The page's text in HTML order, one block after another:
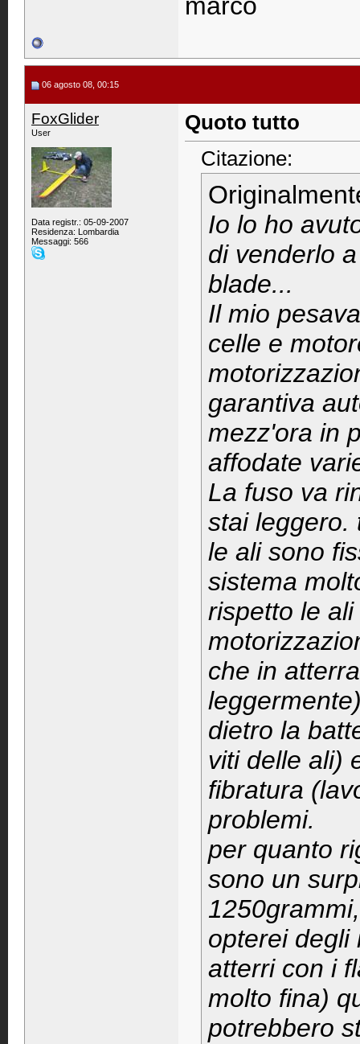
06 agosto 08, 00:15
FoxGlider
User
Data registr.: 05-09-2007
Residenza: Lombardia
Messaggi: 566
Quoto tutto
Citazione:
Io lo ho
di venderlo
blade...
Il mio
celle e
garantiva
mezz'ora in
affodate
La fuso va
stai leggero.
le ali sono
sistema
rispetto le
che in
dietro la
viti delle ali)
fibratura
problemi.
per quanto
sono un
opterei degli
atterri con i
molto fina)
potrebbero